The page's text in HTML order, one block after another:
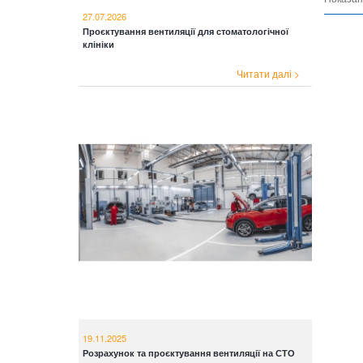
27.07.2026
Проєктування вентиляції для стоматологічної
клініки
Читати далі >
19.11.2025
Розрахунок та проєктування вентиляції на СТО